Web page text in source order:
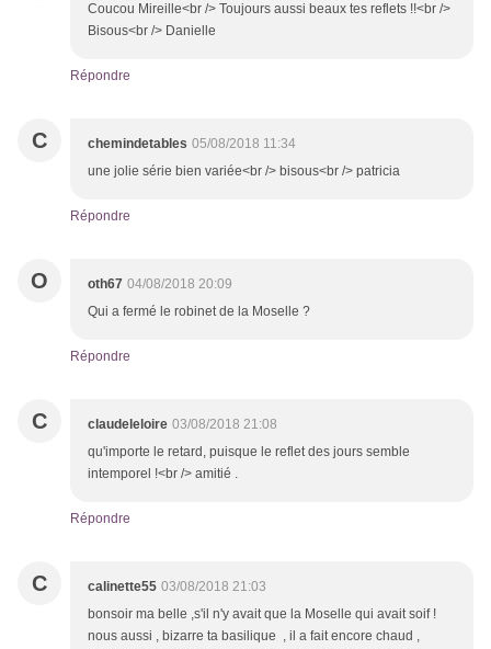
Coucou Mireille<br /> Toujours aussi beaux tes reflets !!<br />
Bisous<br /> Danielle
Répondre
C chemindetables 05/08/2018 11:34
une jolie série bien variée<br /> bisous<br /> patricia
Répondre
O oth67 04/08/2018 20:09
Qui a fermé le robinet de la Moselle ?
Répondre
C claudeleloire 03/08/2018 21:08
qu'importe le retard, puisque le reflet des jours semble
intemporel !<br /> amitié .
Répondre
C calinette55 03/08/2018 21:03
bonsoir ma belle ,s'il n'y avait que la Moselle qui avait soif !
nous aussi , bizarre ta basilique , il a fait encore chaud ,